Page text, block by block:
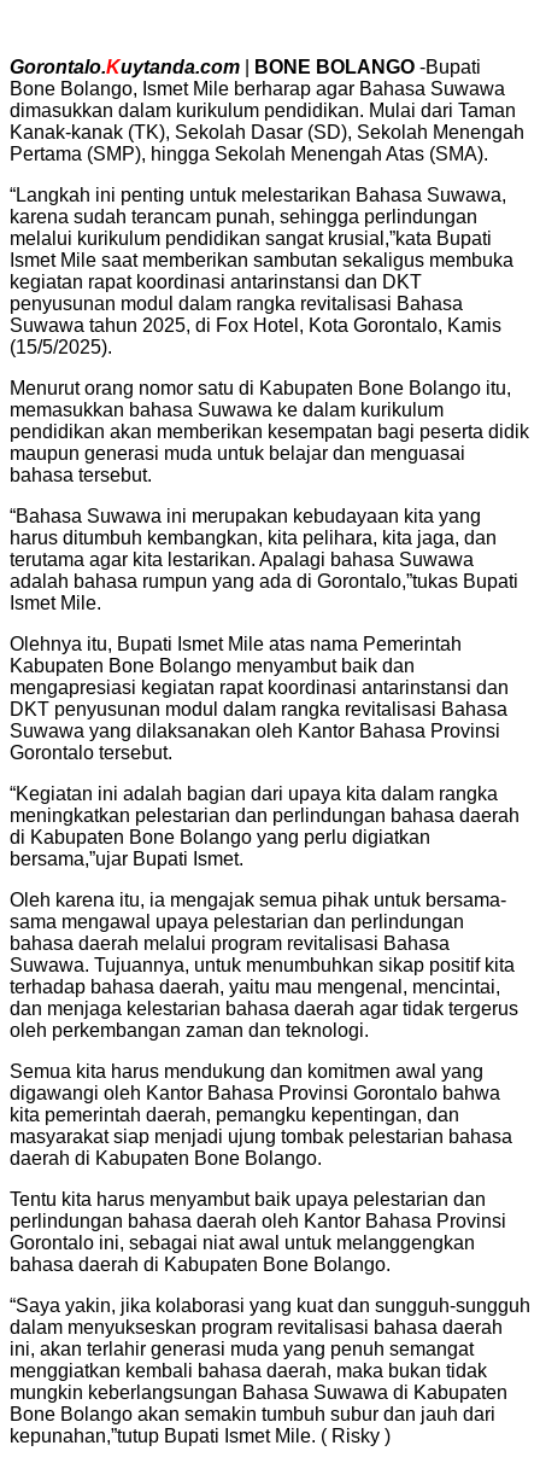
Gorontalo.Kuytanda.com BONE BOLANGO -Bupati
Bone Bolango, Ismet Mile berharap agar Bahasa Suwawa
dimasukkan dalam kurikulum pendidikan. Mulai dari Taman
Kanak-kanak (TK), Sekolah Dasar (SD), Sekolah Menengah
Pertama (SMP), hingga Sekolah Menengah Atas (SMA).
“Langkah ini penting untuk melestarikan Bahasa Suwawa,
karena sudah terancam punah, sehingga perlindungan
melalui kurikulum pendidikan sangat krusial,”kata Bupati
Ismet Mile saat memberikan sambutan sekaligus membuka
kegiatan rapat koordinasi antarinstansi dan DKT
penyusunan modul dalam rangka revitalisasi Bahasa
Suwawa tahun 2025, di Fox Hotel, Kota Gorontalo, Kamis
(15/5/2025).
Menurut orang nomor satu di Kabupaten Bone Bolango itu,
memasukkan bahasa Suwawa ke dalam kurikulum
pendidikan akan memberikan kesempatan bagi peserta didik
maupun generasi muda untuk belajar dan menguasai
bahasa tersebut.
“Bahasa Suwawa ini merupakan kebudayaan kita yang
harus ditumbuh kembangkan, kita pelihara, kita jaga, dan
terutama agar kita lestarikan. Apalagi bahasa Suwawa
adalah bahasa rumpun yang ada di Gorontalo,”tukas Bupati
Ismet Mile.
Olehnya itu, Bupati Ismet Mile atas nama Pemerintah
Kabupaten Bone Bolango menyambut baik dan
mengapresiasi kegiatan rapat koordinasi antarinstansi dan
DKT penyusunan modul dalam rangka revitalisasi Bahasa
Suwawa yang dilaksanakan oleh Kantor Bahasa Provinsi
Gorontalo tersebut.
“Kegiatan ini adalah bagian dari upaya kita dalam rangka
meningkatkan pelestarian dan perlindungan bahasa daerah
di Kabupaten Bone Bolango yang perlu digiatkan
bersama,”ujar Bupati Ismet.
Oleh karena itu, ia mengajak semua pihak untuk bersama-
sama mengawal upaya pelestarian dan perlindungan
bahasa daerah melalui program revitalisasi Bahasa
Suwawa. Tujuannya, untuk menumbuhkan sikap positif kita
terhadap bahasa daerah, yaitu mau mengenal, mencintai,
dan menjaga kelestarian bahasa daerah agar tidak tergerus
oleh perkembangan zaman dan teknologi.
Semua kita harus mendukung dan komitmen awal yang
digawangi oleh Kantor Bahasa Provinsi Gorontalo bahwa
kita pemerintah daerah, pemangku kepentingan, dan
masyarakat siap menjadi ujung tombak pelestarian bahasa
daerah di Kabupaten Bone Bolango.
Tentu kita harus menyambut baik upaya pelestarian dan
perlindungan bahasa daerah oleh Kantor Bahasa Provinsi
Gorontalo ini, sebagai niat awal untuk melanggengkan
bahasa daerah di Kabupaten Bone Bolango.
“Saya yakin, jika kolaborasi yang kuat dan sungguh-sungguh
dalam menyukseskan program revitalisasi bahasa daerah
ini, akan terlahir generasi muda yang penuh semangat
menggiatkan kembali bahasa daerah, maka bukan tidak
mungkin keberlangsungan Bahasa Suwawa di Kabupaten
Bone Bolango akan semakin tumbuh subur dan jauh dari
kepunahan,”tutup Bupati Ismet Mile. ( Risky )